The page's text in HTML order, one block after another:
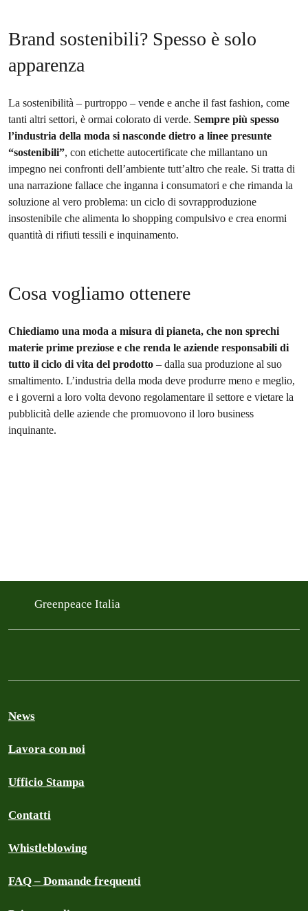
Brand sostenibili? Spesso è solo
apparenza
La sostenibilità – purtroppo – vende e anche il fast fashion, come
tanti altri settori, è ormai colorato di verde. Sempre più spesso
l’industria della moda si nasconde dietro a linee presunte
“sostenibili”, con etichette autocertificate che millantano un
impegno nei confronti dell’ambiente tutt’altro che reale. Si tratta di
una narrazione fallace che inganna i consumatori e che rimanda la
soluzione al vero problema: un ciclo di sovrapproduzione
insostenibile che alimenta lo shopping compulsivo e crea enormi
quantità di rifiuti tessili e inquinamento.
Cosa vogliamo ottenere
Chiediamo una moda a misura di pianeta, che non sprechi
materie prime preziose e che renda le aziende responsabili di
tutto il ciclo di vita del prodotto – dalla sua produzione al suo
smaltimento. L’industria della moda deve produrre meno e meglio,
e i governi a loro volta devono regolamentare il settore e vietare la
pubblicità delle aziende che promuovono il loro business
inquinante.
Greenpeace Italia
News
Lavora con noi
Ufficio Stampa
Contatti
Whistleblowing
FAQ – Domande frequenti